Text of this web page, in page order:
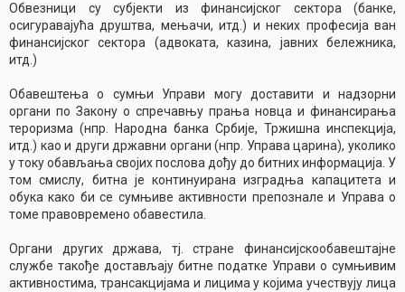
Обвезници су субјекти из финансијског сектора (банке,
осигуравајућа друштва, мењачи, итд.) и неких професија ван
финансијског сектора (адвоката, казина, јавних бележника,
итд.)
Обавештења о сумњи Управи могу доставити и надзорни
органи по Закону о спречавњу прања новца и финансирања
тероризма (нпр. Народна банка Србије, Тржишна инспекција,
итд.) као и други државни органи (нпр. Управа царина), уколико
у току обављања својих послова дођу до битних информација. У
том смислу, битна је континуирана изградња капацитета и
обука како би се сумњиве активности препознале и Управа о
томе правовремено обавестила.
Органи других држава, тј. стране финансијскообавештајне
службе такође достављају битне податке Управи о сумњивим
активностима, трансакцијама и лицима у којима учествују лица